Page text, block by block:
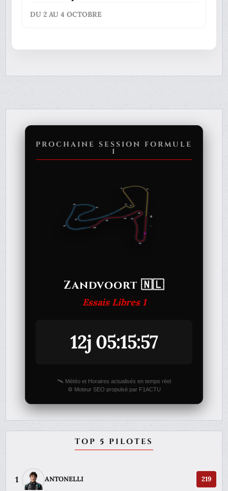
DU 2 AU 4 OCTOBRE
PROCHAINE SESSION FORMULE
1
Zandvoort 🇳🇱
Essais Libres 1
12j 05:15:57
🛰️ Météo et Horaires actualisés en temps réel
⚙️ Moteur SEO propulsé par F1ACTU
TOP 5 PILOTES
1 ANTONELLI 219